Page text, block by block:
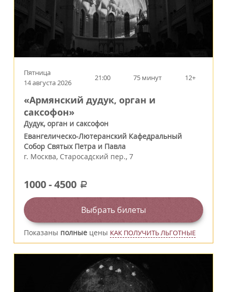
Пятница
14 августа 2026
21:00 75 минут 12+
«Армянский дудук, орган и
саксофон»
Дудук, орган и саксофон
Евангелическо-Лютеранский Кафедральный
Собор Святых Петра и Павла
г. Москва, Старосадский пер., 7
1000-4500 a
Выбрать билеты
Показаны полные цены КАК ПОЛУЧИТЬ ЛЬГОТНЫЕ